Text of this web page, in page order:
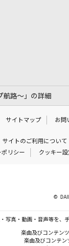
路～」の詳細
サイトマップ お問
サイトのご利用について
リシー
クッキー設
©
写真・動画・音声等を、
楽曲及びコンテン
楽曲及びコンテン